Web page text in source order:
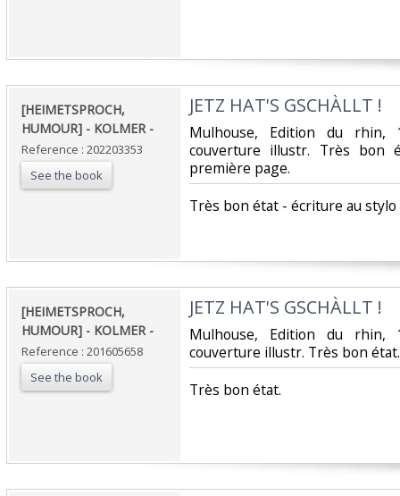
‎[HEIMETSPROCH,
HUMOUR] - KOLMER - ‎
Reference : 202203353
See the book
‎JETZ HAT'S GSCHÀLLT ! ‎
‎Mulhouse, Edition du rhin,
couverture illustr. Très
première page.‎
‎Très bon état - écriture au
‎[HEIMETSPROCH,
HUMOUR] - KOLMER - ‎
Reference : 201605658
See the book
‎JETZ HAT'S GSCHÀLLT ! ‎
‎Mulhouse, Edition du rhin,
couverture illustr. Très bon état.‎
‎Très bon état.‎